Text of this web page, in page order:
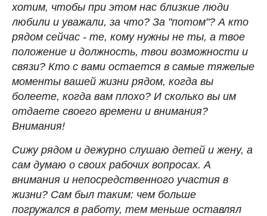
хотим, чтобы при этом нас близкие люди
любили и уважали, за что? За "потом"? А кто
рядом сейчас - те, кому нужны не ты, а твое
положение и должность, твои возможности и
связи? Кто с вами остается в самые тяжелые
моменты вашей жизни рядом, когда вы
болеете, когда вам плохо? И сколько вы им
отдаете своего времени и внимания?
Внимания!
Сижу рядом и дежурно слушаю детей и жену, а
сам думаю о своих рабочих вопросах. А
внимания и непосредственного участия в
жизни? Сам был таким: чем больше
погружался в работу, тем меньше оставлял